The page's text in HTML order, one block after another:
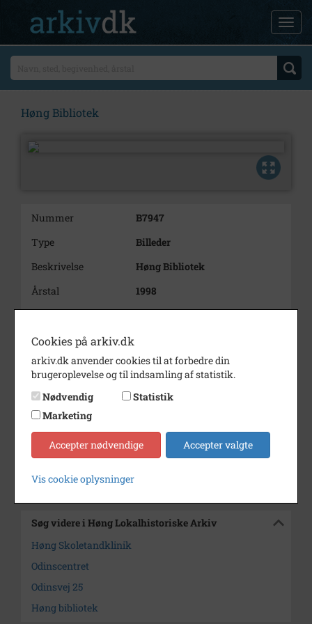
Høng Bibliotek
Nummer
B7947
Type
Billeder
Beskrivelse
Høng Bibliotek
Årstal
1998
Fotograf
Se på kort
Type
Enhed
Arkiv
Høng Lokalhistoriske Arkiv
Kontakt arkivet
Søg videre i Høng Lokalhistoriske Arkiv
Høng Skoletandklinik
Odinscentret
Odinsvej 25
Høng bibliotek
Cookies på arkiv.dk
arkiv.dk anvender cookies til at forbedre din
brugeroplevelse og til indsamling af statistik.
Nødvendig
Statistik
Marketing
Accepter nødvendige Accepter valgte
Vis cookie oplysninger